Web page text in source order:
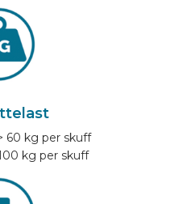
60 kg per skuff
kg per skuff